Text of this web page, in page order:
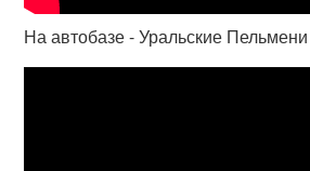
На автобазе - Уральские